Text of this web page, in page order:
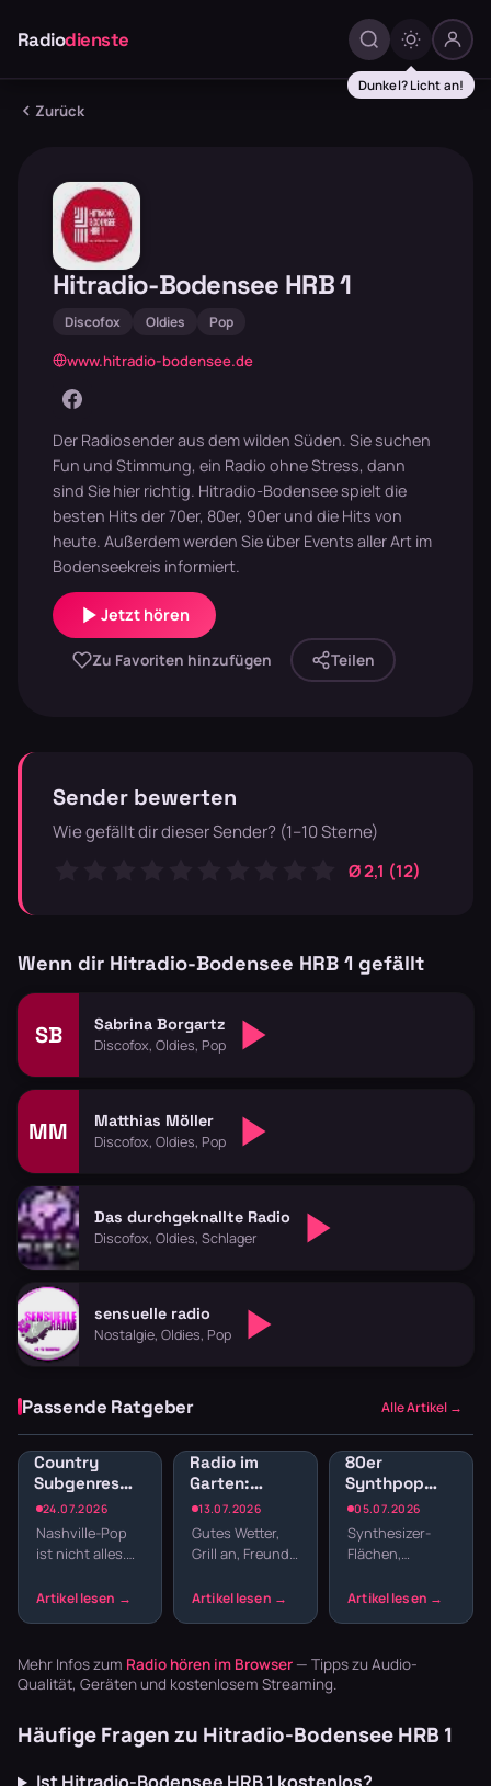
Radiodienste
Dunkel? Licht an!
Zurück
Hitradio-Bodensee HRB 1
Discofox Oldies Pop
www.hitradio-bodensee.de
Der Radiosender aus dem wilden Süden. Sie suchen
Fun und Stimmung, ein Radio ohne Stress, dann
sind Sie hier richtig. Hitradio-Bodensee spielt die
besten Hits der 70er, 80er, 90er und die Hits von
heute. Außerdem werden Sie über Events aller Art im
Bodenseekreis informiert.
Jetzt hören
Zu Favoriten hinzufügen Teilen
Sender bewerten
Wie gefällt dir dieser Sender? (1–10 Sterne)
Ø 2,1 (12)
Wenn dir Hitradio-Bodensee HRB 1 gefällt
SB Sabrina Borgartz
Discofox, Oldies, Pop
MM Matthias Möller
Discofox, Oldies, Pop
Das durchgeknallte Radio
Discofox, Oldies, Schlager
sensuelle radio
Nostalgie, Oldies, Pop
Passende Ratgeber Alle Artikel →
24.07.2026
Country
Subgenres
Radio:
Bluegrass,
Honky Tonk
Nashville-Pop
ist nicht alles.
Wurzeln, die
Monroes
Bluegrass …
13.07.2026
Radio im
Garten:
Sender für
Gartenparty
und
Grillabend
Gutes Wetter,
Grill an, Freunde
noch die
Sender im
Garten läu…
05.07.2026
80er
Synthpop
Radio: New
Wave und
elektronische
Synthesizer-
Flächen,
Melodien und
Beats –
Mehr Infos zum Radio hören im Browser — Tipps zu Audio-
Qualität, Geräten und kostenlosem Streaming.
Häufige Fragen zu Hitradio-Bodensee HRB 1